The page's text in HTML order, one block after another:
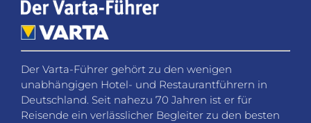
Der Varta-Führer gehört zu den wenigen
unabhängigen Hotel- und Restaurantführern in
Deutschland. Seit nahezu 70 Jahren ist er für
Reisende ein verlässlicher Begleiter zu den besten